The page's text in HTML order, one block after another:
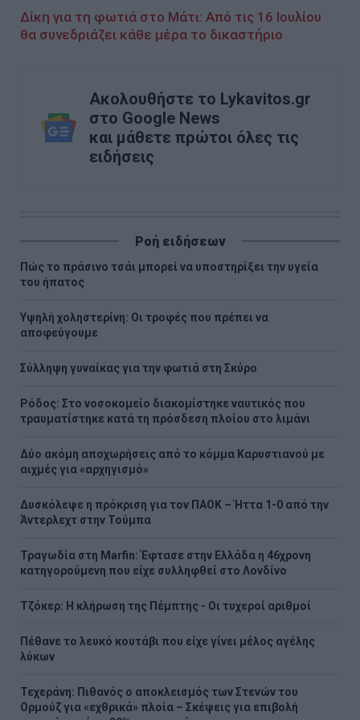
Δίκη για τη φωτιά στο Μάτι: Από τις 16 Ιουλίου
θα συνεδριάζει κάθε μέρα το δικαστήριο
Ακολουθήστε το Lykavitos.gr
στο Google News
και μάθετε πρώτοι όλες τις
ειδήσεις
Ροή ειδήσεων
Πώς το πράσινο τσάι μπορεί να υποστηρίξει την υγεία
του ήπατος
Υψηλή χοληστερίνη: Οι τροφές που πρέπει να
αποφεύγουμε
Σύλληψη γυναίκας για την φωτιά στη Σκύρο
Ρόδος: Στο νοσοκομείο διακομίστηκε ναυτικός που
τραυματίστηκε κατά τη πρόσδεση πλοίου στο λιμάνι
Δύο ακόμη αποχωρήσεις από το κόμμα Καρυστιανού με
αιχμές για «αρχηγισμό»
Δυσκόλεψε η πρόκριση για τον ΠΑΟΚ – Ήττα 1-0 από την
Άντερλεχτ στην Τούμπα
Τραγωδία στη Marfin: Έφτασε στην Ελλάδα η 46χρονη
κατηγορούμενη που είχε συλληφθεί στο Λονδίνο
Τζόκερ: Η κλήρωση της Πέμπτης - Οι τυχεροί αριθμοί
Πέθανε το λευκό κουτάβι που είχε γίνει μέλος αγέλης
λύκων
Τεχεράνη: Πιθανός ο αποκλεισμός των Στενών του
Ορμούζ για «εχθρικά» πλοία – Σκέψεις για επιβολή